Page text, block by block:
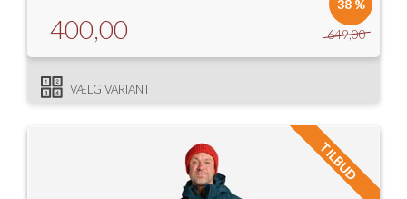
649,00
400,00
38 %
VÆLG VARIANT
TILBUD